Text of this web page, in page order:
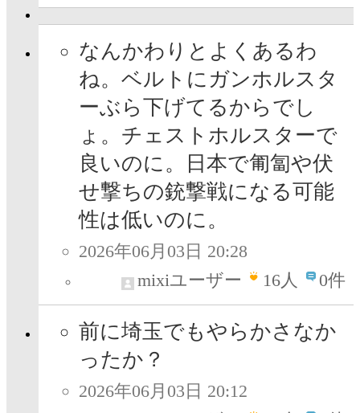
なんかわりとよくあるわ
ね。ベルトにガンホルスタ
ーぶら下げてるからでし
ょ。チェストホルスターで
良いのに。日本で匍匐や伏
せ撃ちの銃撃戦になる可能
性は低いのに。
2026年06月03日 20:28
mixiユーザー
16人 0件
前に埼玉でもやらかさなか
ったか？
2026年06月03日 20:12